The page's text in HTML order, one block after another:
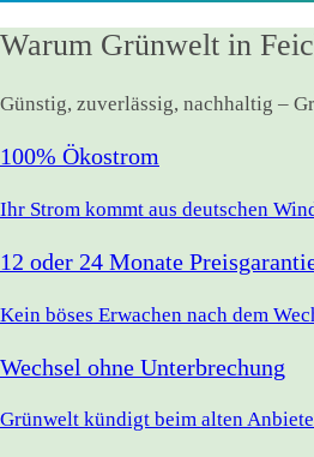
Warum Grünwelt in
Günstig, zuverlässig, nachhaltig –
100% Ökostrom
Ihr Strom kommt aus deutschen
12 oder 24 Monate
Kein böses Erwachen nach dem
Wechsel ohne Unterbrechung
Grünwelt kündigt beim alten